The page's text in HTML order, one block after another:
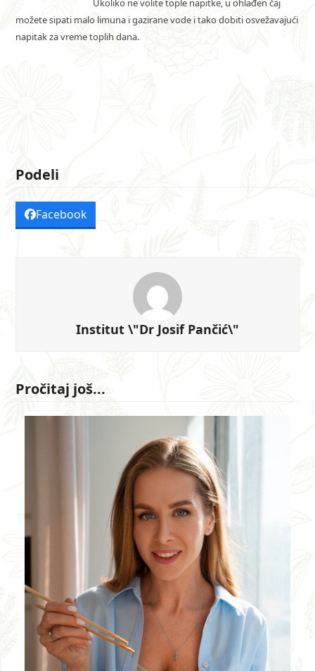
Ukoliko ne volite tople napitke, u ohlađen čaj
možete sipati malo limuna i gazirane vode i tako dobiti osvežavajući
napitak za vreme toplih dana.
Podeli
Facebook
Institut \"Dr Josif Pančić\"
Pročitaj još...